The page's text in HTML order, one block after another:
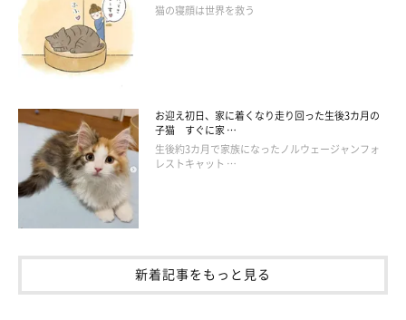
猫の寝顔は世界を救う
お迎え初日、家に着くなり走り回った生後3カ月の
子猫 すぐに家 …
生後約3カ月で家族になったノルウェージャンフォ
レストキャット …
新着記事をもっと見る